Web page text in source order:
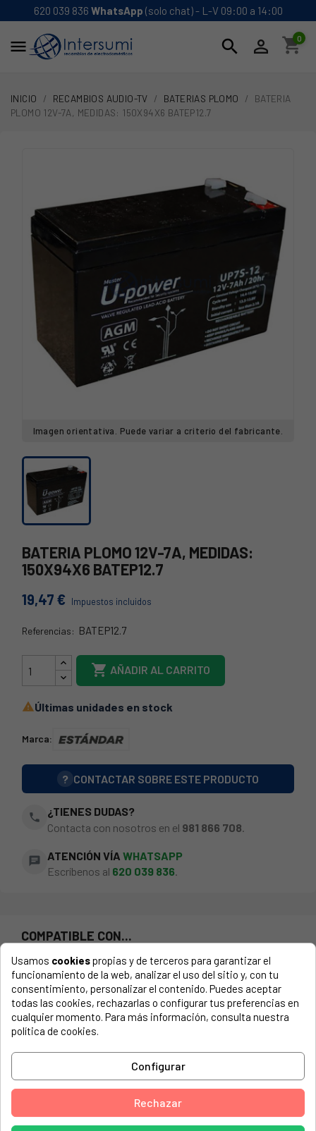
620 039 836 WhatsApp (solo chat) - L-V 09:00 a 14:00
 search  shopping_cart
0
INICIO RECAMBIOS AUDIO-TV BATERIAS PLOMO
BATERIA
PLOMO 12V-7A, MEDIDAS: 150X94X6 BATEP12.7
Imagen orientativa. Puede variar a criterio del fabricante.
BATERIA PLOMO 12V-7A, MEDIDAS:
150X94X6 BATEP12.7
19,47 € Impuestos incluidos
Referencias: BATEP12.7
BATEP-12-7
 AÑADIR AL CARRITO
Últimas unidades en stock
Marca:
? CONTACTAR SOBRE ESTE PRODUCTO
phone
¿TIENES DUDAS?
Contacta con nosotros en el 981 866 708
chat ATENCIÓN VÍA WHATSAPP
Escríbenos al 620 039 836.
COMPATIBLE CON...
El número de modelo lo encontrarás en la etiqueta de tu
electrodoméstico. Suele estar formado por números y
letras.
Batería plomo 12V / 7AH
Medidas 150X94X64
Usamos cookiespropias y de terceros para garantizar el
funcionamiento de la web, analizar el uso del sitio y, con tu
consentimiento, personalizar el contenido. Puedes aceptar
todas las cookies, rechazarlas o configurar tus preferencias en
cualquier momento. Para más información, consulta nuestra
política de cookies.
Configurar
Rechazar